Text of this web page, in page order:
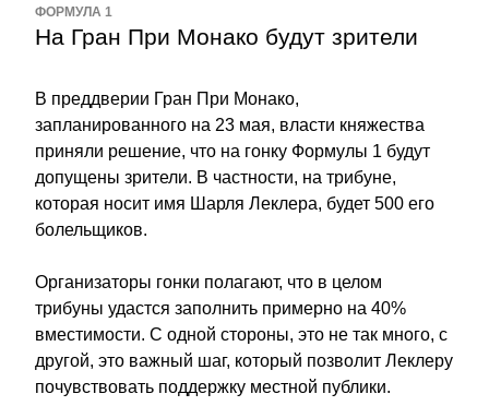
ФОРМУЛА 1
На Гран При Монако будут зрители
В преддверии Гран При Монако,
запланированного на 23 мая, власти княжества
приняли решение, что на гонку Формулы 1 будут
допущены зрители. В частности, на трибуне,
которая носит имя Шарля Леклера, будет 500 его
болельщиков.
Организаторы гонки полагают, что в целом
трибуны удастся заполнить примерно на 40%
вместимости. С одной стороны, это не так много, с
другой, это важный шаг, который позволит Леклеру
почувствовать поддержку местной публики.